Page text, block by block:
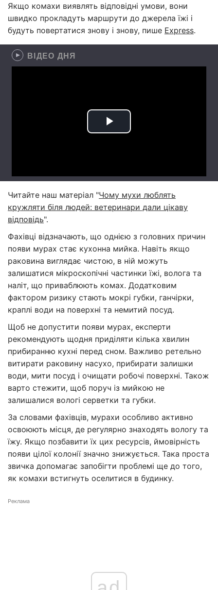
Якщо комахи виявлять відповідні умови, вони
швидко прокладуть маршрути до джерела їжі і
будуть повертатися знову і знову, пише Express.
ВІДЕО ДНЯ
Читайте наш матеріал "Чому мухи люблять
кружляти біля людей: ветеринари дали цікаву
відповідь".
Фахівці відзначають, що однією з головних причин
появи мурах стає кухонна мийка. Навіть якщо
раковина виглядає чистою, в ній можуть
залишатися мікроскопічні частинки їжі, волога та
наліт, що приваблюють комах. Додатковим
фактором ризику стають мокрі губки, ганчірки,
краплі води на поверхні та немитий посуд.
Щоб не допустити появи мурах, експерти
рекомендують щодня приділяти кілька хвилин
прибиранню кухні перед сном. Важливо ретельно
витирати раковину насухо, прибирати залишки
води, мити посуд і очищати робочі поверхні. Також
варто стежити, щоб поруч із мийкою не
залишалися вологі серветки та губки.
За словами фахівців, мурахи особливо активно
освоюють місця, де регулярно знаходять вологу та
їжу. Якщо позбавити їх цих ресурсів, ймовірність
появи цілої колонії значно знижується. Така проста
звичка допомагає запобігти проблемі ще до того,
як комахи встигнуть оселитися в будинку.
Реклама